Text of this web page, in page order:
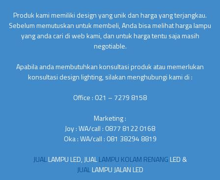
Produk kami memiliki design yang unik dan harga yang terjangkau.
Sebelum memutuskan untuk membeli, Anda bisa melihat harga lampu
yang anda cari di web kami, dan untuk harga tentu saja masih
negotiable.
Apabila anda membutuhkan konsultasi produk atau memerlukan
konsultasi design lighting, silakan menghubungi kami di :
Office : 021 – 7279 8158
Marketing :
Joy : WA/call : 0877 8122 0168
Oka : WA/call : 081 38294 8819
JUALLAMPU LED, JUALLAMPU KOLAM RENANG LED &
JUALLAMPU JALAN LED